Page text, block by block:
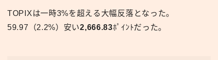
TOPIXは一時3%を超える大幅反落となった。
59.97（2.2%）安い2,666.83ﾎﾟｲﾝﾄだった。